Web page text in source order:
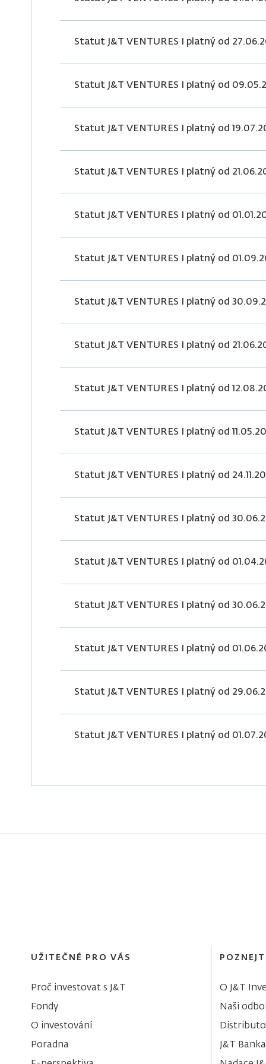
Statut J&T VENTURES I platný od
Statut J&T VENTURES I platný od
Statut J&T VENTURES I platný od
Statut J&T VENTURES I platný od
Statut J&T VENTURES I platný od
Statut J&T VENTURES I platný od
Statut J&T VENTURES I platný od
Statut J&T VENTURES I platný od
Statut J&T VENTURES I platný od
Statut J&T VENTURES I platný od
Statut J&T VENTURES I platný od
Statut J&T VENTURES I platný od
Statut J&T VENTURES I platný od
Statut J&T VENTURES I platný od
Statut J&T VENTURES I platný od
Statut J&T VENTURES I platný od
Statut J&T VENTURES I platný od
UŽITEČNÉ PRO VÁS
Proč investovat s J&T
Fondy
O investování
Poradna
O J&T
Naši
J&T Banka